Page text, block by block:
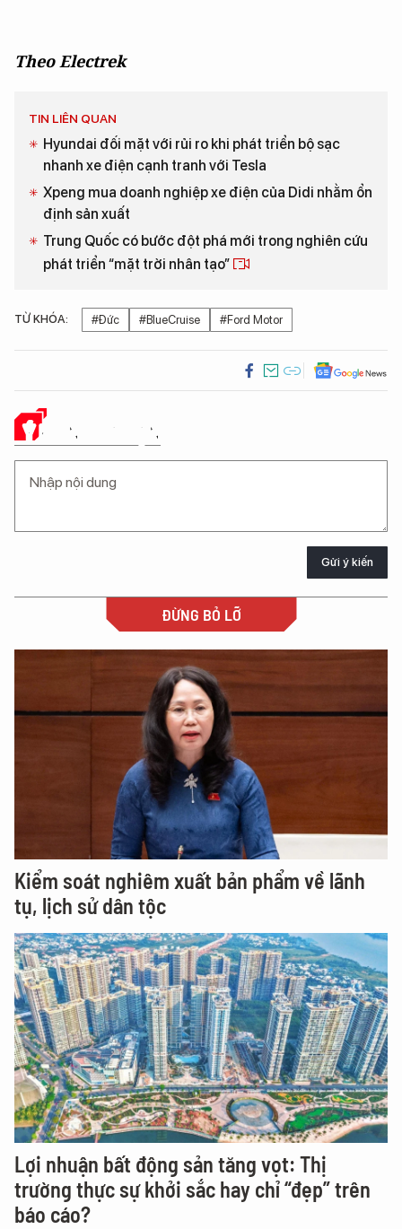
Theo Electrek
TIN LIÊN QUAN
Hyundai đối mặt với rủi ro khi phát triển bộ sạc
nhanh xe điện cạnh tranh với Tesla
Xpeng mua doanh nghiệp xe điện của Didi nhằm ổn
định sản xuất
Trung Quốc có bước đột phá mới trong nghiên cứu
phát triển “mặt trời nhân tạo”
TỪ KHÓA: #Đức #BlueCruise #Ford Motor
Ý KIẾN CỦA BẠN
Gửi ý kiến
ĐỪNG BỎ LỠ
Kiểm soát nghiêm xuất bản phẩm về lãnh
tụ, lịch sử dân tộc
Lợi nhuận bất động sản tăng vọt: Thị
trường thực sự khởi sắc hay chỉ “đẹp” trên
báo cáo?